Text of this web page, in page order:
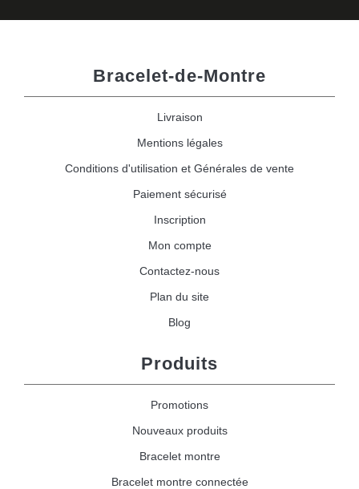
Bracelet-de-Montre
Livraison
Mentions légales
Conditions d'utilisation et Générales de vente
Paiement sécurisé
Inscription
Mon compte
Contactez-nous
Plan du site
Blog
Produits
Promotions
Nouveaux produits
Bracelet montre
Bracelet montre connectée